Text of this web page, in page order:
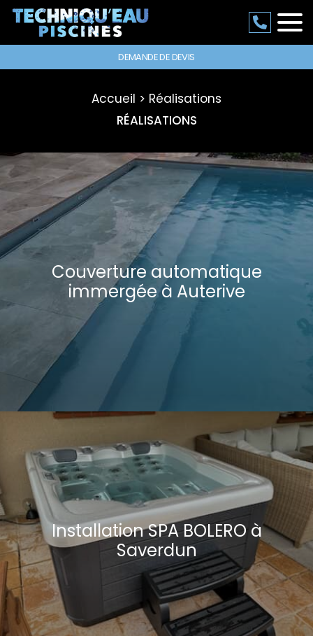
DEMANDE DE DEVIS
Accueil
Réalisations
RÉALISATIONS
Couverture automatique
immergée à Auterive
Installation SPA BOLERO à
Saverdun